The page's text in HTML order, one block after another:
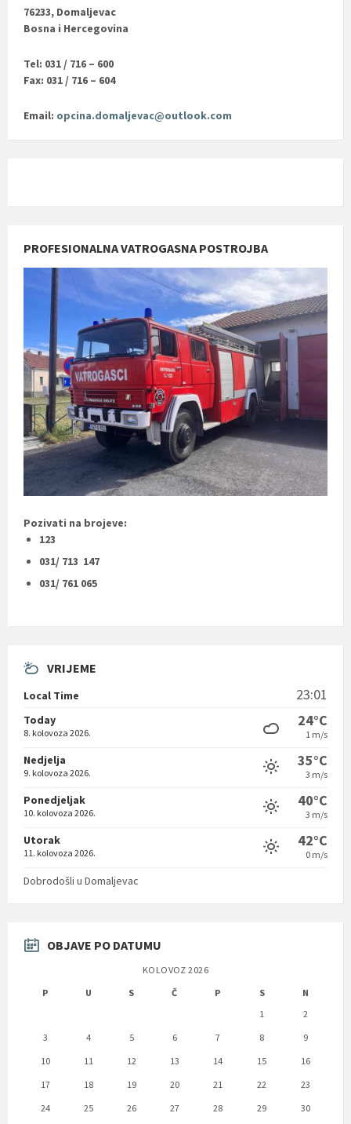
76233, Domaljevac
Bosna i Hercegovina
Tel: 031 / 716 – 600
Fax: 031 / 716 – 604
Email: opcina.domaljevac@outlook.com
PROFESIONALNA VATROGASNA POSTROJBA
Pozivati na brojeve:
123
031/ 713 147
031/ 761 065
VRIJEME
Local Time 23:01
Today
8. kolovoza 2026.
24°C
1 m/s
Nedjelja
9. kolovoza 2026.
35°C
3 m/s
Ponedjeljak
10. kolovoza 2026.
40°C
3 m/s
Utorak
11. kolovoza 2026.
42°C
0 m/s
Dobrodošli u Domaljevac
OBJAVE PO DATUMU
KOLOVOZ 2026
P
U S Č P S
N
1
2
3
4 5 6 7 8
9
10
11 12 13 14 15
16
17
18 19 20 21 22
23
24
25 26 27 28 29
30